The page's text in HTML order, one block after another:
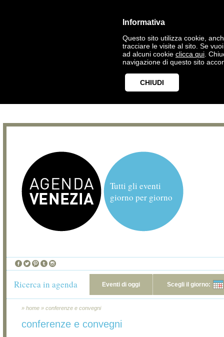
Informativa
Questo sito utilizza cookie,
tracciare le visite al sito. Se
ad alcuni cookie clicca qui .
navigazione di questo sito
CHIUDI
Tutti gli eventi
giorno per giorno
Ricerca in agenda Eventi di oggi Scegli il giorno:
» home » conferenze e convegni
conferenze e convegni